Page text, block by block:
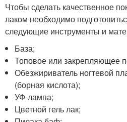
Чтобы сделать качественное
лаком необходимо
следующие инструменты и
База;
Топовое или закрепляющее
Обезжириватель ногтевой
(борная кислота);
УФ-лампа;
Цветной гель лак;